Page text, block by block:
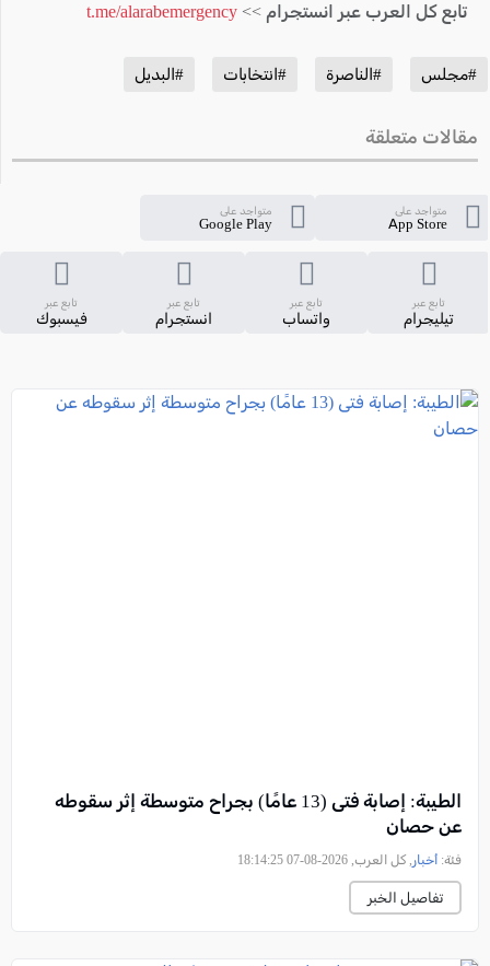
تابع كل العرب عبر انستجرام >> t.me/alarabemergency
#مجلس #الناصرة #انتخابات #البديل
مقالات متعلقة
متواجد على
App Store
متواجد على
Google Play
تابع عبر
تيليجرام
تابع عبر
واتساب
تابع عبر
انستجرام
تابع عبر
فيسبوك
الطيبة: إصابة فتى (13 عامًا) بجراح متوسطة إثر سقوطه
عن حصان
فئة: أخبار , كل العرب, 2026-08-07 18:14:25
تفاصيل الخبر